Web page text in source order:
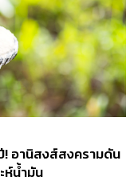
! อานิสงส์สงครามดัน
ห์น้ำมัน